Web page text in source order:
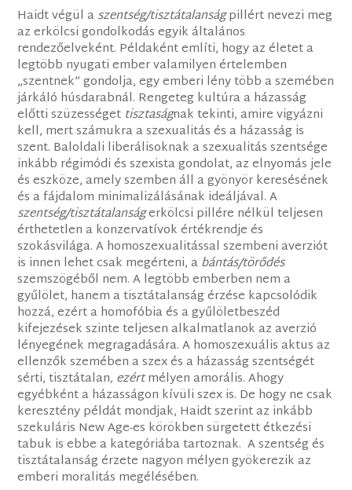
Haidt végül aszentség/tisztátalanságpillért nevezi meg
az erkölcsi gondolkodás egyik általános
rendezőelveként. Példaként említi, hogy az életet a
legtöbb nyugati ember valamilyen értelemben
„szentnek” gondolja, egy emberi lény több a szemében
járkáló húsdarabnál. Rengeteg kultúra a házasság
előtti szüzességet tisztaságnak tekinti, amire vigyázni
kell, mert számukra a szexualitás és a házasság is
szent. Baloldali liberálisoknak a szexualitás szentsége
inkább régimódi és szexista gondolat, az elnyomás jele
és eszköze, amely szemben áll a gyönyör keresésének
és a fájdalom minimalizálásának ideáljával. A
szentség/tisztátalanságerkölcsi pillére nélkül teljesen
érthetetlen a konzervatívok értékrendje és
szokásvilága. A homoszexualitással szembeni averziót
is innen lehet csak megérteni, abántás/törődés
szemszögéből nem. A legtöbb emberben nem a
gyűlölet, hanem a tisztátalanság érzése kapcsolódik
hozzá, ezért a homofóbia és a gyűlöletbeszéd
kifejezések szinte teljesen alkalmatlanok az averzió
lényegének megragadására. A homoszexuális aktus az
ellenzők szemében a szex és a házasság szentségét
sérti, tisztátalan, ezértmélyen amorális. Ahogy
egyébként a házasságon kívüli szex is. De hogy ne csak
keresztény példát mondjak, Haidt szerint az inkább
szekuláris New Age-es körökben sürgetett étkezési
tabuk is ebbe a kategóriába tartoznak. A szentség és
tisztátalanság érzete nagyon mélyen gyökerezik az
emberi moralitás megélésében.